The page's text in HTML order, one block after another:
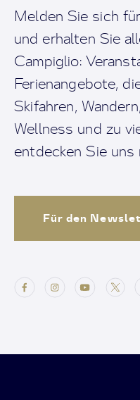
Melden Sie sich
und erhalten Sie
Campiglio:
Ferienangebote,
Skifahren,
Wellness und zu
entdecken Sie uns
Für den